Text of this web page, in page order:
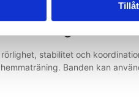
stabilitet och
Banden kan